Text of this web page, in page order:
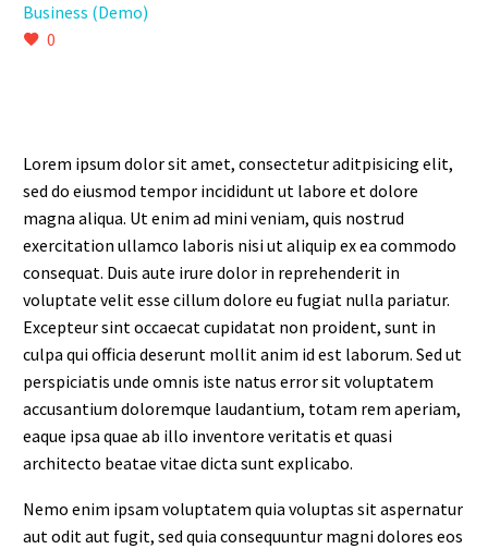
Business (Demo)
0
Lorem ipsum dolor sit amet, consectetur aditpisicing elit,
sed do eiusmod tempor incididunt ut labore et dolore
magna aliqua. Ut enim ad mini veniam, quis nostrud
exercitation ullamco laboris nisi ut aliquip ex ea commodo
consequat. Duis aute irure dolor in reprehenderit in
voluptate velit esse cillum dolore eu fugiat nulla pariatur.
Excepteur sint occaecat cupidatat non proident, sunt in
culpa qui officia deserunt mollit anim id est laborum. Sed ut
perspiciatis unde omnis iste natus error sit voluptatem
accusantium doloremque laudantium, totam rem aperiam,
eaque ipsa quae ab illo inventore veritatis et quasi
architecto beatae vitae dicta sunt explicabo.
Nemo enim ipsam voluptatem quia voluptas sit aspernatur
aut odit aut fugit, sed quia consequuntur magni dolores eos